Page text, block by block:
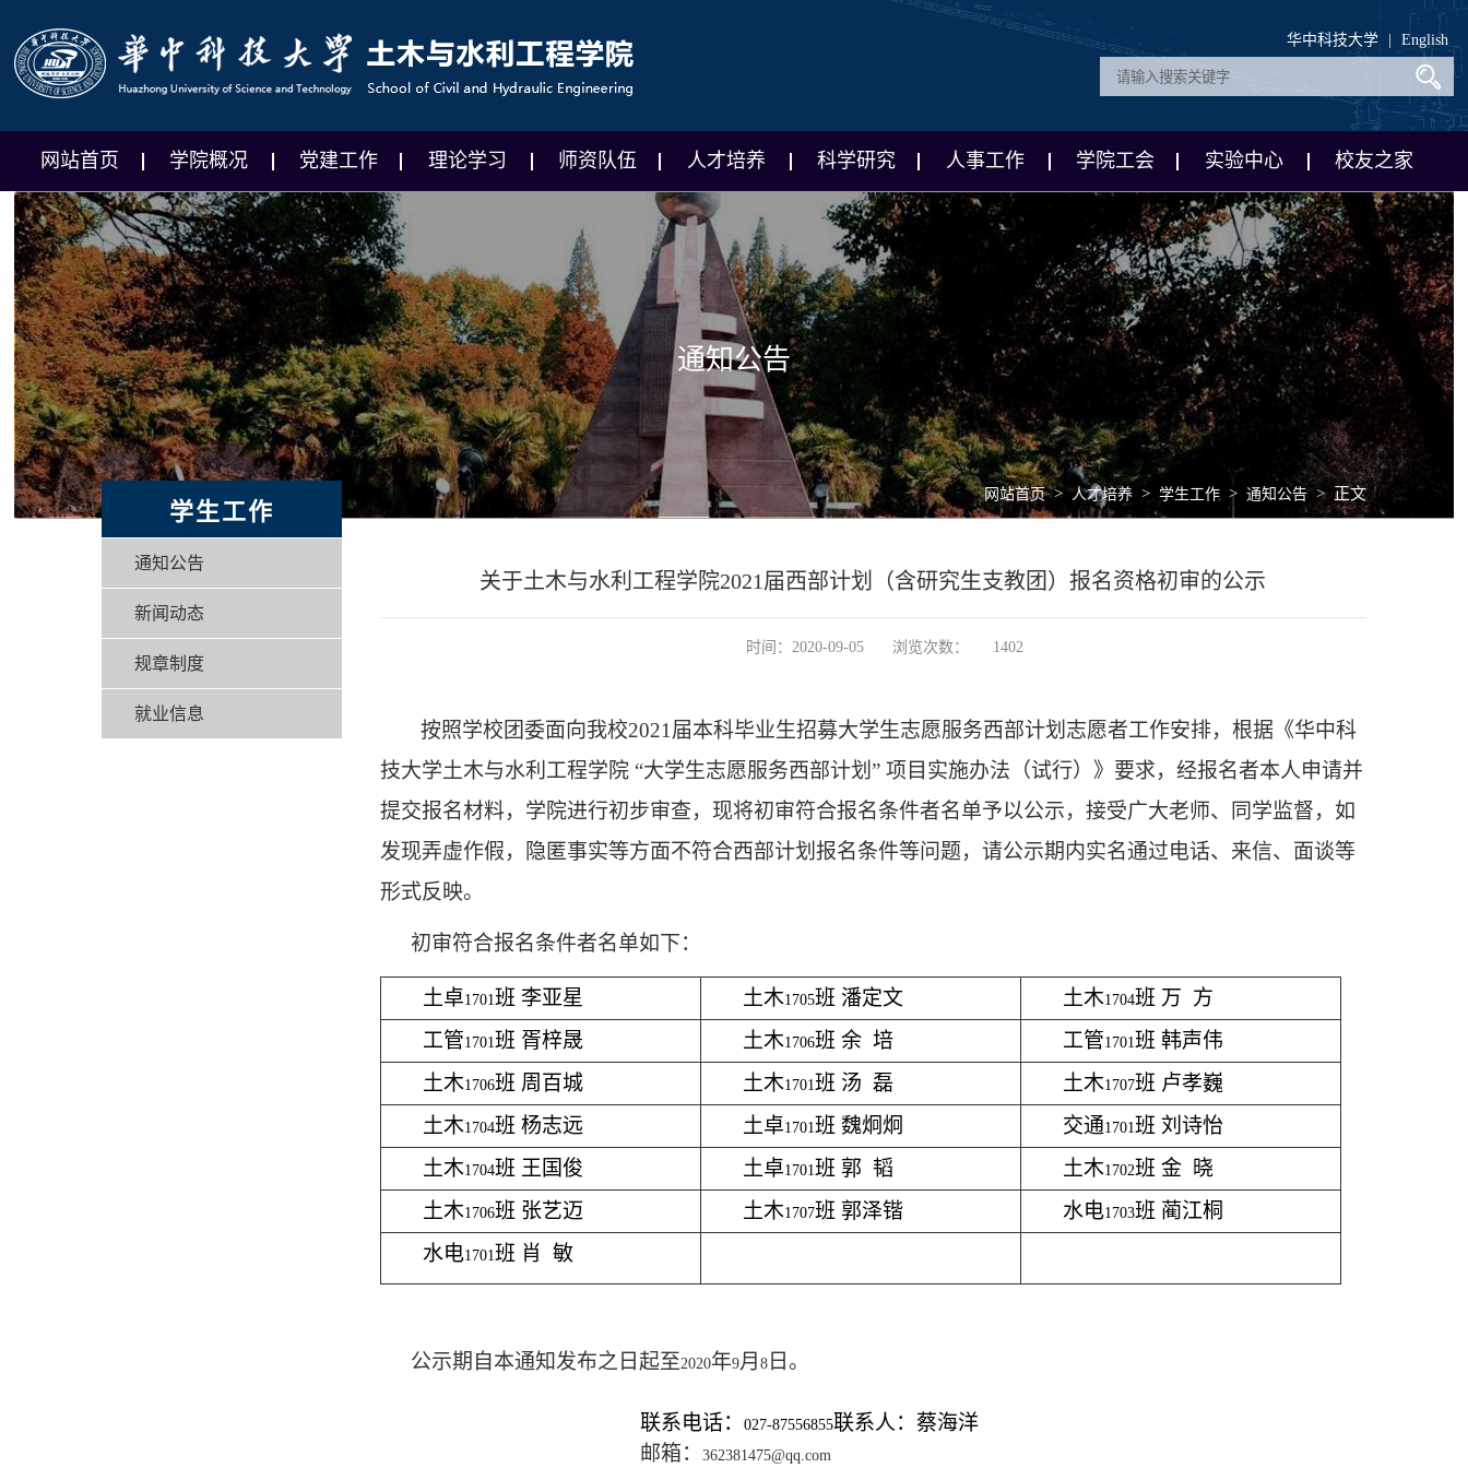
华中科技大学 English
网站首页 学院概况 党建工作 理论学习 师资队伍 人才培养 科学研究 人事工作 学院工会 实验中心 校友之家
通知公告
学生工作
通知公告
新闻动态
规章制度
就业信息
网站首页 > 人才培养 > 学生工作 > 通知公告 >正文
关于土木与水利工程学院2021届西部计划（含研究生支教团）报名资格初审的公示
时间：2020-09-05 浏览次数： 1402
按照学校团委面向我校2021届本科毕业生招募大学生志愿服务西部计划志愿者工作安排，根据《华中科
技大学土木与水利工程学院 “大学生志愿服务西部计划” 项目实施办法（试行）》要求，经报名者本人申请并
提交报名材料，学院进行初步审查，现将初审符合报名条件者名单予以公示，接受广大老师、同学监督，如
发现弄虚作假，隐匿事实等方面不符合西部计划报名条件等问题，请公示期内实名通过电话、来信、面谈等
形式反映。
初审符合报名条件者名单如下：
土卓1701班 李亚星 土木1705班 潘定文 土木1704班 万 方
工管1701班 胥梓晟 土木1706班 余 培 工管1701班 韩声伟
土木1706班 周百城 土木1701班 汤 磊 土木1707班 卢孝巍
土木1704班 杨志远 土卓1701班 魏炯炯 交通1701班 刘诗怡
土木1704班 王国俊 土卓1701班 郭 韬 土木1702班 金 晓
土木1706班 张艺迈 土木1707班 郭泽锴 水电1703班 蔺江桐
水电1701班 肖 敏
公示期自本通知发布之日起至2020年9月8 日。
联系电话：027-87556855联系人：蔡海洋
邮箱：362381475@qq.com